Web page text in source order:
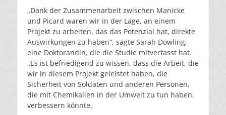
„Dank der Zusammenarbeit zwischen Manicke
und Picard waren wir in der Lage, an einem
Projekt zu arbeiten, das das Potenzial hat, direkte
Auswirkungen zu haben“, sagte Sarah Dowling,
eine Doktorandin, die die Studie mitverfasst hat.
„Es ist befriedigend zu wissen, dass die Arbeit, die
wir in diesem Projekt geleistet haben, die
Sicherheit von Soldaten und anderen Personen,
die mit Chemikalien in der Umwelt zu tun haben,
verbessern könnte.